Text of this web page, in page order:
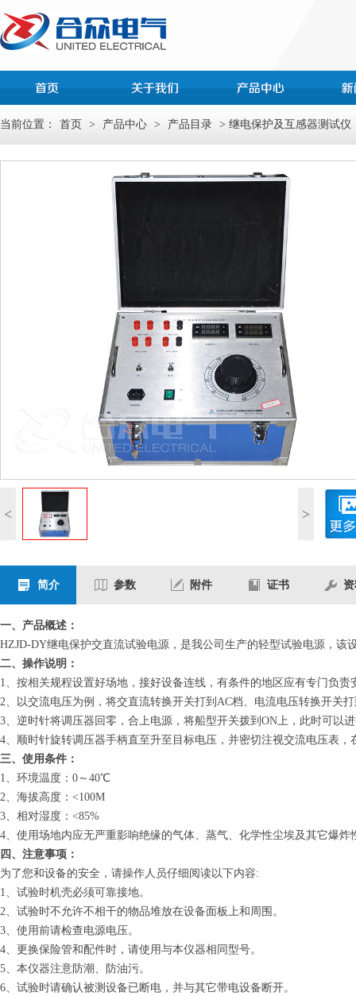
当前位置： 首页 > 产品中心 > 产品目录 > 继电保护及互感器测试仪
< >
简介 参数 附件 证书
一、产品概述：
HZJD-DY继电保护交直流试验电源，是我公司生产的轻型试验电源，
二、操作说明：
1、按相关规程设置好场地，接好设备连线，有条件的地区应有专门负责
2、以交流电压为例，将交直流转换开关打到AC档、电流电压转换开关
3、逆时针将调压器回零，合上电源，将船型开关拨到ON上，此时可以
4、顺时针旋转调压器手柄直至升至目标电压，并密切注视交流电压表
三、使用条件：
1、环境温度：0～40℃
2、海拔高度：<100M
3、相对湿度：<85%
4、使用场地内应无严重影响绝缘的气体、蒸气、化学性尘埃及其它爆炸
四、注意事项：
为了您和设备的安全，请操作人员仔细阅读以下内容:
1、试验时机壳必须可靠接地。
2、试验时不允许不相干的物品堆放在设备面板上和周围。
3、使用前请检查电源电压。
4、更换保险管和配件时，请使用与本仪器相同型号。
5、本仪器注意防潮、防油污。
6、试验时请确认被测设备已断电，并与其它带电设备断开。